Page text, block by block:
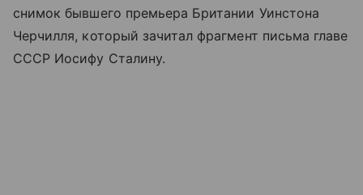
снимок бывшего премьера Британии Уинстона
Черчилля, который зачитал фрагмент письма главе
СССР Иосифу Сталину.